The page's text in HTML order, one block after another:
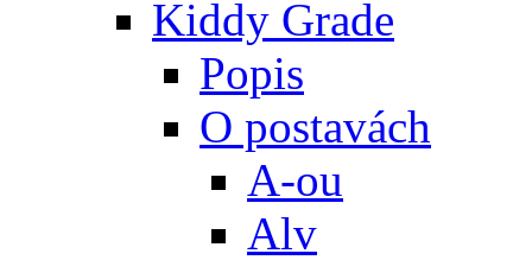
Kiddy Grade
Popis
O postavách
A-ou
Alv